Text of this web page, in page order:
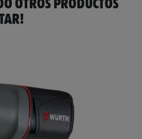
OTROS PRODUCTOS